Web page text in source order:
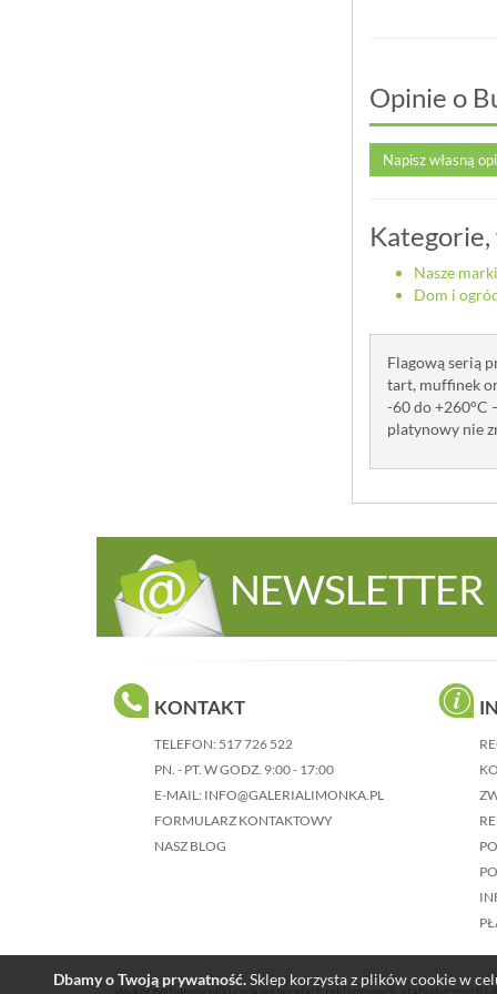
Dbamy o Twoją prywatność.Sklep korzysta z plików cookie w
Opinie o
Napisz własną
Nasze marki
Dom i
Flagową serią
tart, muffinek
-60 do +260°C
platynowy nie
NEWSLETTER
KONTAKT
TELEFON: 517 726 522
PN. - PT. W GODZ. 9:00 - 17:00
E-MAIL: INFO@GALERIALIMONKA.PL
FORMULARZ KONTAKTOWY
NASZ BLOG